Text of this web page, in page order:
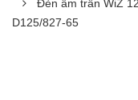
Đèn âm trần WiZ
D125/827-65